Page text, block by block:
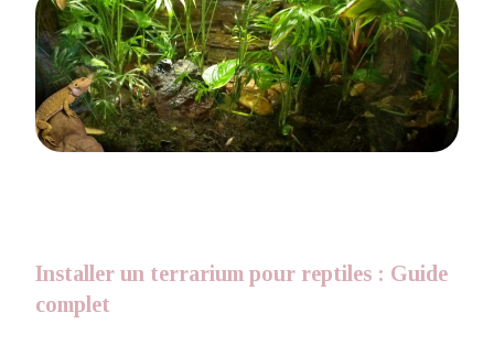
Installer un terrarium pour reptiles : Guide
complet